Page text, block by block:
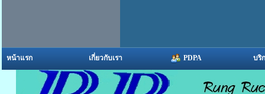
หน้าแรก เกี่ยวกับเรา PDPA บริ